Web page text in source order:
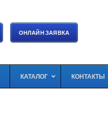
ОНЛАЙН ЗАЯВКА
КАТАЛОГ КОНТАКТЫ